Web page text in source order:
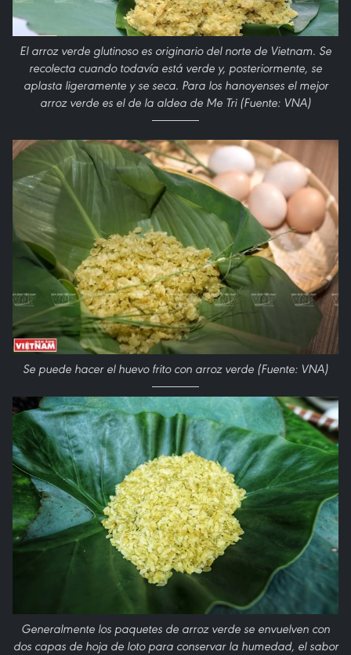
El arroz verde glutinoso es originario del norte de Vietnam. Se
recolecta cuando todavía está verde y, posteriormente, se
aplasta ligeramente y se seca. Para los hanoyenses el mejor
arroz verde es el de la aldea de Me Tri (Fuente: VNA)
Se puede hacer el huevo frito con arroz verde (Fuente: VNA)
Generalmente los paquetes de arroz verde se envuelven con
dos capas de hoja de loto para conservar la humedad, el sabor